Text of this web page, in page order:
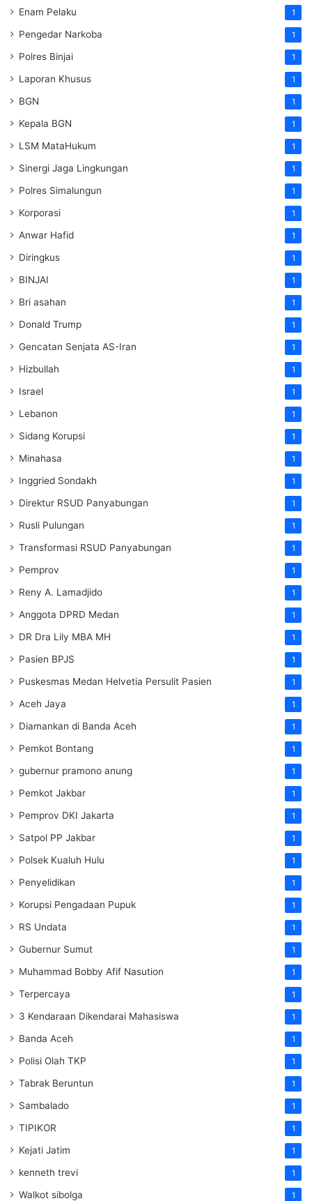
Enam Pelaku 1
Pengedar Narkoba 1
Polres Binjai 1
Laporan Khusus 1
BGN 1
Kepala BGN 1
LSM MataHukum 1
Sinergi Jaga Lingkungan 1
Polres Simalungun 1
Korporasi 1
Anwar Hafid 1
Diringkus 1
BINJAI 1
Bri asahan 1
Donald Trump 1
Gencatan Senjata AS-Iran 1
Hizbullah 1
Israel 1
Lebanon 1
Sidang Korupsi 1
Minahasa 1
Inggried Sondakh 1
Direktur RSUD Panyabungan 1
Rusli Pulungan 1
Transformasi RSUD Panyabungan 1
Pemprov 1
Reny A. Lamadjido 1
Anggota DPRD Medan 1
DR Dra Lily MBA MH 1
Pasien BPJS 1
Puskesmas Medan Helvetia Persulit Pasien 1
Aceh Jaya 1
Diamankan di Banda Aceh 1
Pemkot Bontang 1
gubernur pramono anung 1
Pemkot Jakbar 1
Pemprov DKI Jakarta 1
Satpol PP Jakbar 1
Polsek Kualuh Hulu 1
Penyelidikan 1
Korupsi Pengadaan Pupuk 1
RS Undata 1
Gubernur Sumut 1
Muhammad Bobby Afif Nasution 1
Terpercaya 1
3 Kendaraan Dikendarai Mahasiswa 1
Banda Aceh 1
Polisi Olah TKP 1
Tabrak Beruntun 1
Sambalado 1
TIPIKOR 1
Kejati Jatim 1
kenneth trevi 1
Walkot sibolga 1